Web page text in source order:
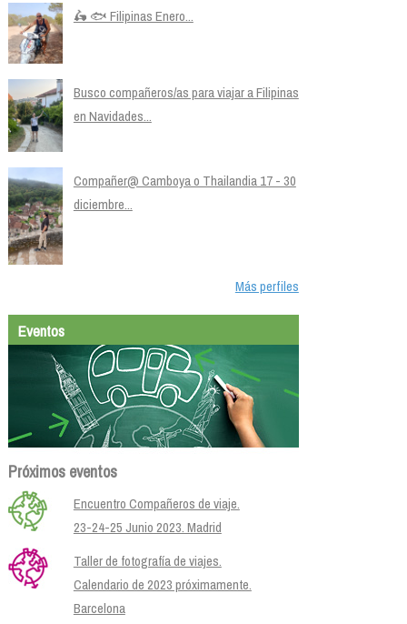
🛵 🐟 Filipinas Enero...
Busco compañeros/as para viajar a Filipinas
en Navidades...
Compañer@ Camboya o Thailandia 17 - 30
diciembre...
Más perfiles
Eventos
Próximos eventos
Encuentro Compañeros de viaje.
23-24-25 Junio 2023. Madrid
Taller de fotografía de viajes.
Calendario de 2023 próximamente.
Barcelona